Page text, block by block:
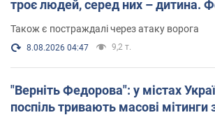
троє людей, серед них – дитина.
Також є постраждалі через атаку ворога
8.08.2026 04:47 9,2 т.
"Верніть Федорова": у містах
поспіль тривають масові мітинги